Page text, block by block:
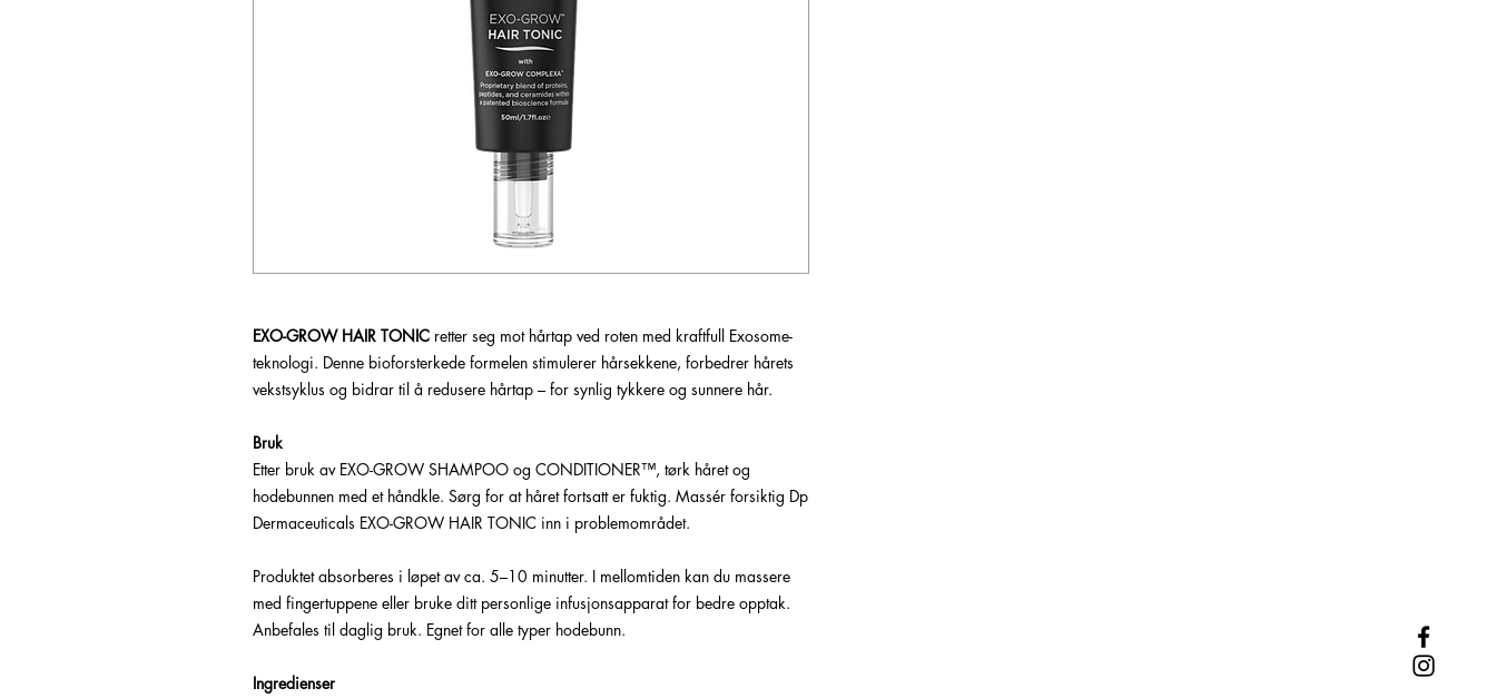
EXO-GROW HAIR TONIC retter seg mot hårtap ved roten med kraftfull Exosome-
teknologi. Denne bioforsterkede formelen stimulerer hårsekkene, forbedrer hårets
vekstsyklus og bidrar til å redusere hårtap – for synlig tykkere og sunnere hår.
Bruk
Etter bruk av EXO-GROW SHAMPOO og CONDITIONER™, tørk håret og
hodebunnen med et håndkle. Sørg for at håret fortsatt er fuktig. Massér forsiktig Dp
Dermaceuticals EXO-GROW HAIR TONIC inn i problemområdet.
Produktet absorberes i løpet av ca. 5–10 minutter. I mellomtiden kan du massere
med fingertuppene eller bruke ditt personlige infusjonsapparat for bedre opptak.
Anbefales til daglig bruk. Egnet for alle typer hodebunn.
Ingredienser